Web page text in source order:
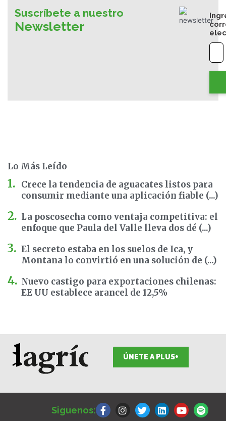
Suscríbete a nuestro
Newsletter
Lo Más Leído
Crece la tendencia de aguacates listos para
consumir mediante una aplicación fiable (...)
La poscosecha como ventaja competitiva: el
enfoque que Paula del Valle lleva dos dé (...)
El secreto estaba en los suelos de Ica, y
Montana lo convirtió en una solución de (...)
Nuevo castigo para exportaciones chilenas:
EE UU establece arancel de 12,5%
ÚNETE A PLUS+
Siguenos:
a
c
n
s
w
i
i
n
o
u
p
o